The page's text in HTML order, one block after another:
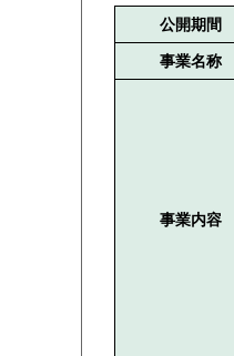
公開期間
事業名称
事業内容